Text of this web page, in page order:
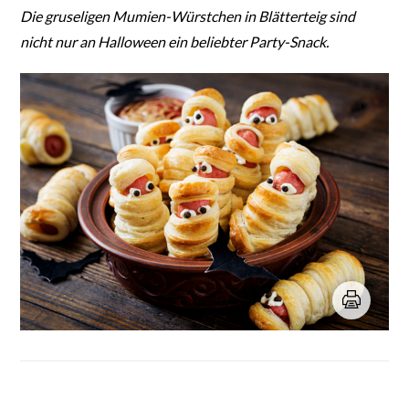
Die gruseligen Mumien-Würstchen in Blätterteig sind
nicht nur an Halloween ein beliebter Party-Snack.